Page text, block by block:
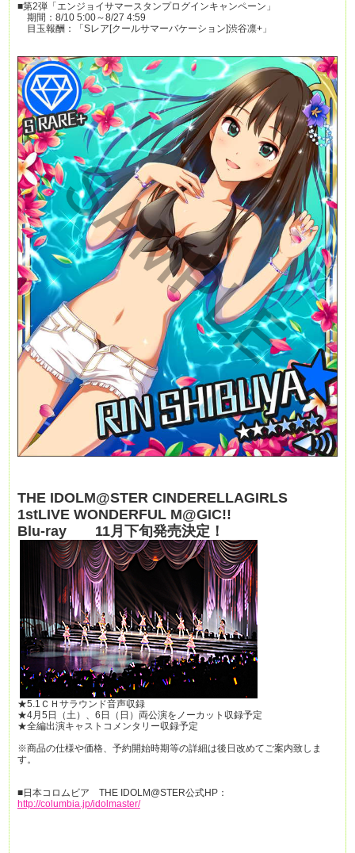
■第2弾「エンジョイサマースタンプログインキャンペーン」
期間：8/10 5:00～8/27 4:59
目玉報酬：「Sレア[クールサマーバケーション]渋谷凛+」
THE IDOLM@STER CINDERELLAGIRLS
1stLIVE WONDERFUL M@GIC!!
Blu-ray 11月下旬発売決定！
★5.1ＣＨサラウンド音声収録
★4月5日（土）、6日（日）両公演をノーカット収録予定
★全編出演キャストコメンタリー収録予定
※商品の仕様や価格、予約開始時期等の詳細は後日改めてご案内致しま
す。
■日本コロムビア THE IDOLM@STER公式HP：
http://columbia.jp/idolmaster/